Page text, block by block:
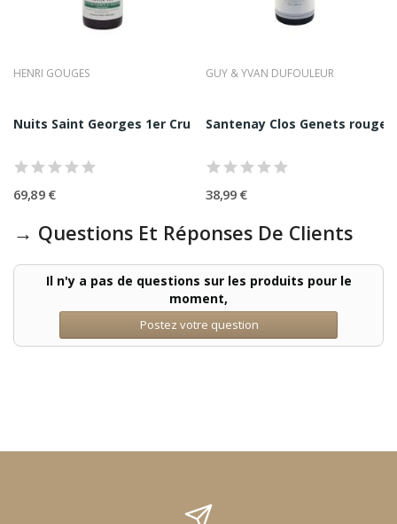
Domaine Des...
HENRI GOUGES
Nuits Saint Georges 1er Cru Clos des Porrets...
69,89 €
GUY & YVAN DUFOULEUR
Santenay Clos Genets rouge
38,99 €
→ Questions Et Réponses De Clients
Il n'y a pas de questions sur les produits pour le
moment,
Postez votre question